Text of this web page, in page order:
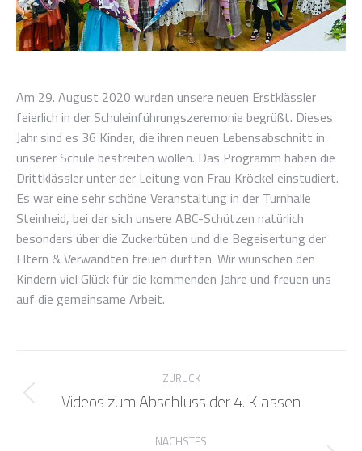
Am 29. August 2020 wurden unsere neuen Erstklässler
feierlich in der Schuleinführungszeremonie begrüßt. Dieses
Jahr sind es 36 Kinder, die ihren neuen Lebensabschnitt in
unserer Schule bestreiten wollen. Das Programm haben die
Drittklässler unter der Leitung von Frau Kröckel einstudiert.
Es war eine sehr schöne Veranstaltung in der Turnhalle
Steinheid, bei der sich unsere ABC-Schützen natürlich
besonders über die Zuckertüten und die Begeisertung der
Eltern & Verwandten freuen durften. Wir wünschen den
Kindern viel Glück für die kommenden Jahre und freuen uns
auf die gemeinsame Arbeit.
Kommentarnavigation
ZURÜCK
Vorheriger
Videos zum Abschluss der 4. Klassen
NÄCHSTES